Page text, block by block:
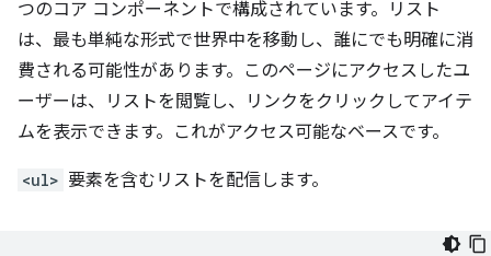
つのコア コンポーネントで構成されています。リスト
は、最も単純な形式で世界中を移動し、誰にでも明確に消
費される可能性があります。このページにアクセスしたユ
ーザーは、リストを閲覧し、リンクをクリックしてアイテ
ムを表示できます。これがアクセス可能なベースです。
<ul> 要素を含むリストを配信します。